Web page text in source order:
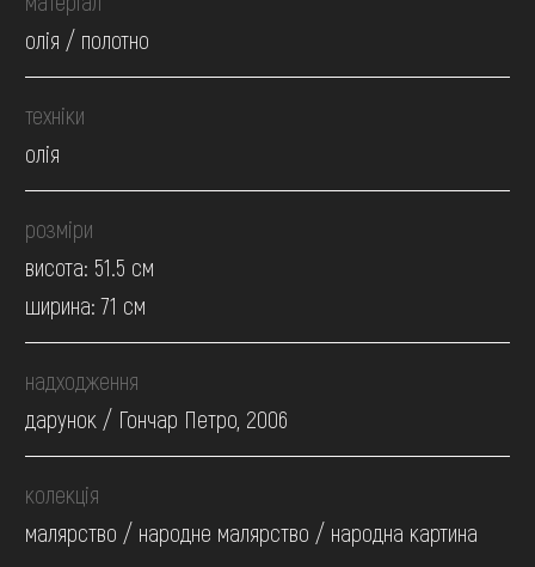
олія / полотно
техніки
олія
розміри
висота: 51.5 см
ширина: 71 см
надходження
дарунок / Гончар Петро, 2006
колекція
малярство / народне малярство / народна картина